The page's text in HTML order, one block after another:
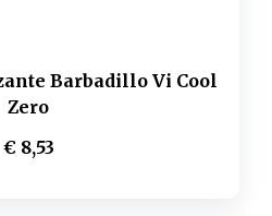
Barbadillo Vi Cool
Zero
€ 8,53